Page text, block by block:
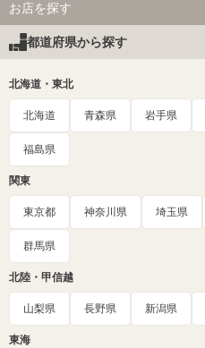
お店を探す
都道府県から探す
北海道・東北
北海道 青森県 岩手県
福島県
関東
東京都 神奈川県 埼玉県
群馬県
北陸・甲信越
山梨県 長野県 新潟県
東海